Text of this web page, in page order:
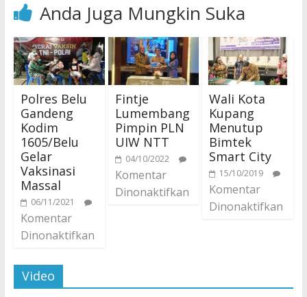
Anda Juga Mungkin Suka
Polres Belu
Gandeng
Kodim
1605/Belu
Gelar
Vaksinasi
Massal
06/11/2021
Komentar
Dinonaktifkan
Fintje
Lumembang
Pimpin PLN
UIW NTT
04/10/2022
Komentar
Dinonaktifkan
Wali Kota
Kupang
Menutup
Bimtek
Smart City
15/10/2019
Komentar
Dinonaktifkan
Video